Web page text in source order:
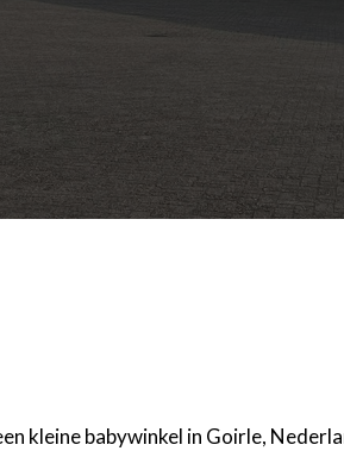
kleine babywinkel in Goirle,